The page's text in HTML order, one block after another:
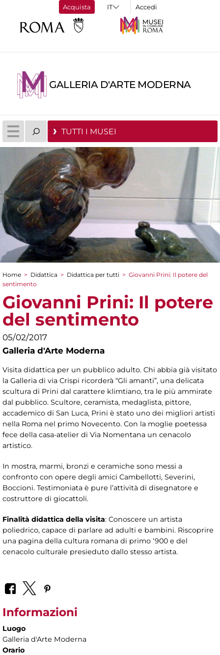
Acquista Accedi
GALLERIA D'ARTE MODERNA
TUTTI I MUSEI
Tu sei qui
Home > Didattica > Didattica per tutti > Giovanni Prini: Il potere del
sentimento
Giovanni Prini: Il potere
del sentimento
05/02/2017
Galleria d'Arte Moderna
Visita didattica per un pubblico adulto. Chi abbia già visitato
la Galleria di via Crispi ricorderà “Gli amanti”, una delicata
scultura di Prini dal carattere klimtiano, tra le più ammirate
dal pubblico. Scultore, ceramista, medaglista, pittore,
accademico di San Luca, Prini è stato uno dei migliori artisti
nella Roma nel primo Novecento. Con la moglie poetessa
fece della casa-atelier di Via Nomentana un cenacolo
artistico.
In mostra, marmi, bronzi e ceramiche sono messi a
confronto con opere degli amici Cambellotti, Severini,
Boccioni. Testimoniata è pure l’attività di disegnatore e
costruttore di giocattoli.
Finalità didattica della visita: Conoscere un artista
poliedrico, capace di parlare ad adulti e bambini. Riscoprire
una pagina della cultura romana di primo ‘900 e del
cenacolo culturale presieduto dallo stesso artista.
Informazioni
Luogo
Galleria d'Arte Moderna
Orario